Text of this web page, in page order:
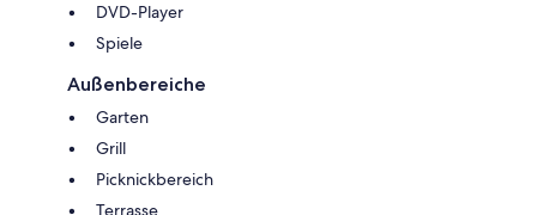
DVD-Player
Spiele
Außenbereiche
Garten
Grill
Picknickbereich
Terrasse